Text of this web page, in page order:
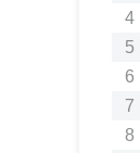
4
5
6
7
8